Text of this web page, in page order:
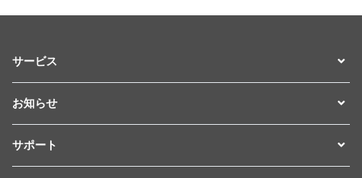
サービス
お知らせ
サポート